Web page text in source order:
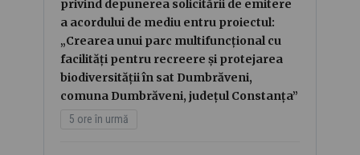
privind depunerea solicitării de emitere
a acordului de mediu entru proiectul:
„Crearea unui parc multifuncțional cu
facilități pentru recreere și protejarea
biodiversității în sat Dumbrăveni,
comuna Dumbrăveni, județul Constanța”
5 ore în urmă